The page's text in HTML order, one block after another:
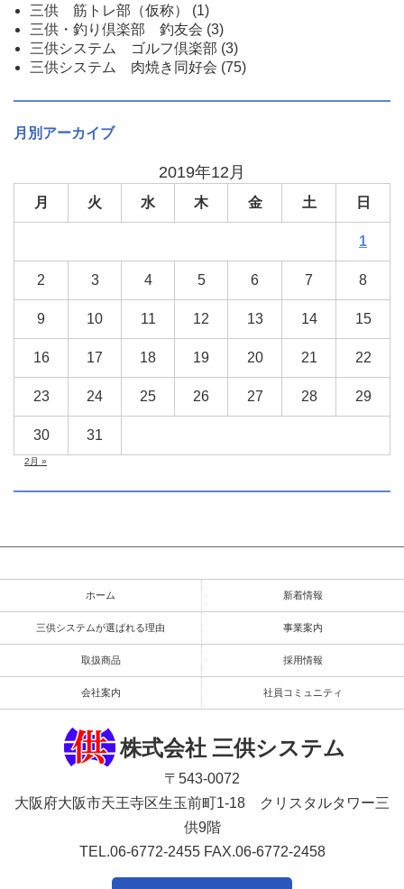
三供 筋トレ部（仮称）
(1)
三供・釣り倶楽部 釣友会 (3)
三供システム ゴルフ倶楽部 (3)
三供システム 肉焼き同好会 (75)
月別アーカイブ
2019年12月
月 火 水 木 金 土 日
1
2 3 4 5 6 7 8
9 10 11 12 13 14 15
16 17 18 19 20 21 22
23 24 25 26 27 28 29
30 31
2月 »
ホーム 新着情報
三供システムが選ばれる理由 事業案内
取扱商品 採用情報
会社案内 社員コミュニティ
株式会社 三供システム
〒543-0072
大阪府大阪市天王寺区生玉前町1-18 クリスタルタワー三
供9階
TEL.06-6772-2455FAX.06-6772-2458